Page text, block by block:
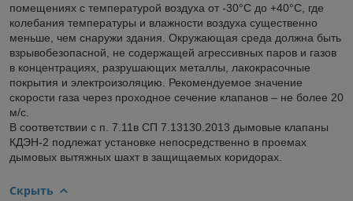
помещениях с температурой воздуха от -30°С до +40°С, где
колебания температуры и влажности воздуха существенно
меньше, чем снаружи здания. Окружающая среда должна быть
взрывобезопасной, не содержащей агрессивных паров и газов
в концентрациях, разрушающих металлы, лакокрасочные
покрытия и электроизоляцию. Рекомендуемое значение
скорости газа через проходное сечение клапанов – не более 20
м/с.
В соответствии с п. 7.11в СП 7.13130.2013 дымовые клапаны
КДЭН-2 подлежат установке непосредственно в проемах
дымовых вытяжных шахт в защищаемых коридорах.
Скрыть